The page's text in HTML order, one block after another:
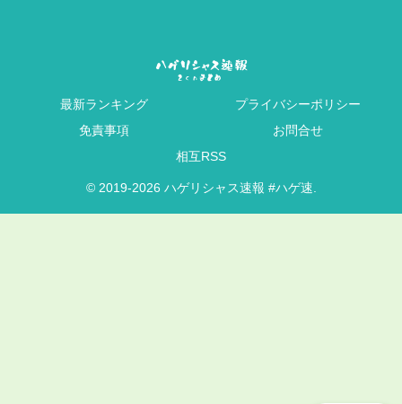
最新ランキング
プライバシーポリシー
免責事項
お問合せ
相互RSS
© 2019-2026 ハゲリシャス速報 #ハゲ速.